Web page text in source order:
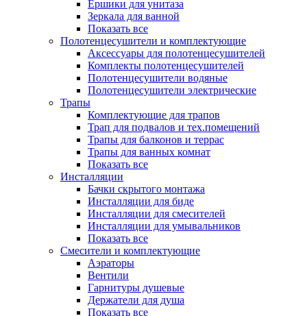
Ершики для унитаза
Зеркала для ванной
Показать все
Полотенцесушители и комплектующие
Аксессуары для полотенцесушителей
Комплекты полотенцесушителей
Полотенцесушители водяные
Полотенцесушители электрические
Трапы
Комплектующие для трапов
Трап для подвалов и тех.помещений
Трапы для балконов и террас
Трапы для ванных комнат
Показать все
Инсталляции
Бачки скрытого монтажа
Инсталляции для биде
Инсталляции для смесителей
Инсталляции для умывальников
Показать все
Смесители и комплектующие
Аэраторы
Вентили
Гарнитуры душевые
Держатели для душа
Показать все